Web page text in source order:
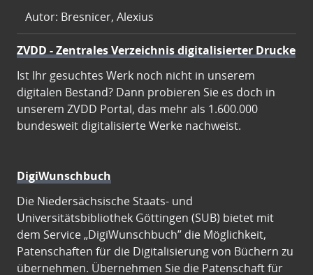
Autor: Bresnicer, Alexius
ZVDD - Zentrales Verzeichnis digitalisierter Drucke
Ist Ihr gesuchtes Werk noch nicht in unserem
digitalen Bestand? Dann probieren Sie es doch in
unserem ZVDD Portal, das mehr als 1.600.000
bundesweit digitalisierte Werke nachweist.
DigiWunschbuch
Die Niedersächsische Staats- und
Universitätsbibliothek Göttingen (SUB) bietet mit
dem Service „DigiWunschbuch” die Möglichkeit,
Patenschaften für die Digitalisierung von Büchern zu
übernehmen. Übernehmen Sie die Patenschaft für